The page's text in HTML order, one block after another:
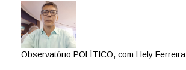
Observatório POLÍTICO, com Hely Ferreira